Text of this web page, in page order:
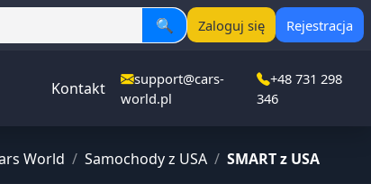
🔍 Zaloguj się Rejestracja
Kontakt
support@cars-
world.pl
+48 731 298
346
World / Samochody z USA / SMART z USA